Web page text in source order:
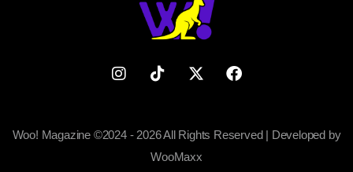
Woo! Magazine ©2024 - 2026 All Rights Reserved | Developed by
WooMaxx